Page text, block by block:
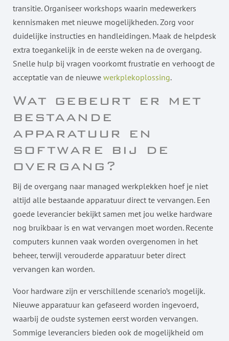
transitie. Organiseer workshops waarin medewerkers
kennismaken met nieuwe mogelijkheden. Zorg voor
duidelijke instructies en handleidingen. Maak de helpdesk
extra toegankelijk in de eerste weken na de overgang.
Snelle hulp bij vragen voorkomt frustratie en verhoogt de
acceptatie van de nieuwe werkplekoplossing.
Wat gebeurt er met
bestaande
apparatuur en
software bij de
overgang?
Bij de overgang naar managed werkplekken hoef je niet
altijd alle bestaande apparatuur direct te vervangen. Een
goede leverancier bekijkt samen met jou welke hardware
nog bruikbaar is en wat vervangen moet worden. Recente
computers kunnen vaak worden overgenomen in het
beheer, terwijl verouderde apparatuur beter direct
vervangen kan worden.
Voor hardware zijn er verschillende scenario’s mogelijk.
Nieuwe apparatuur kan gefaseerd worden ingevoerd,
waarbij de oudste systemen eerst worden vervangen.
Sommige leveranciers bieden ook de mogelijkheid om